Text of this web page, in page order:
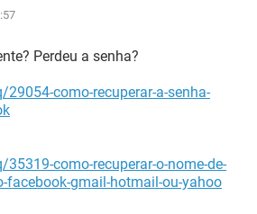
Perdeu a senha?
como-recuperar-a-senha-
como-recuperar-o-nome-de-
facebook-gmail-hotmail-ou-yahoo